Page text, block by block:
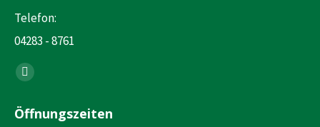
Telefon:
04283 - 8761
Finden Sie uns auf:
Facebook
opens
Öffnungszeiten